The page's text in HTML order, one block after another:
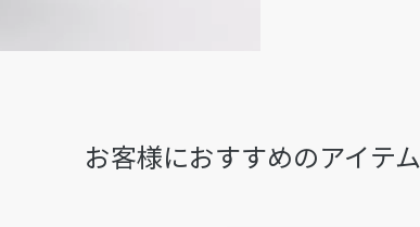
お客様におすすめのアイテム